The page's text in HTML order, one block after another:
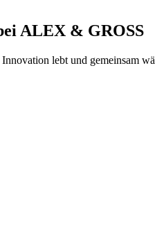
ALEX & GROSS
lebt und gemeinsam